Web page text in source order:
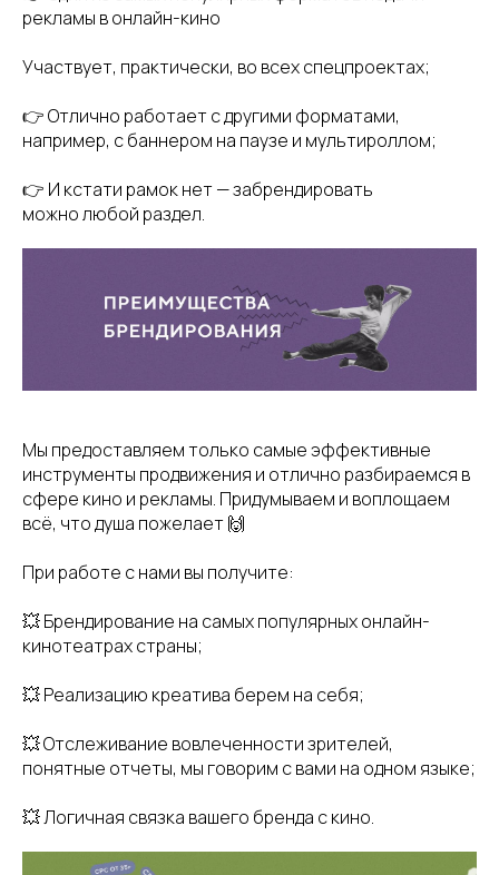
рекламы в онлайн-кино
Участвует, практически, во всех спецпроектах;
👉 Отлично работает с другими форматами,
например, с баннером на паузе и мультироллом;
👉 И кстати рамок нет — забрендировать
можно любой раздел.
Мы предоставляем только самые эффективные
инструменты продвижения и отлично разбираемся в
сфере кино и рекламы. Придумываем и воплощаем
всё, что душа пожелает 🙌
При работе с нами вы получите:
💥 Брендирование на самых популярных онлайн-
кинотеатрах страны;
💥 Реализацию креатива берем на себя;
💥 Отслеживание вовлеченности зрителей,
понятные отчеты, мы говорим с вами на одном языке;
💥 Логичная связка вашего бренда с кино.